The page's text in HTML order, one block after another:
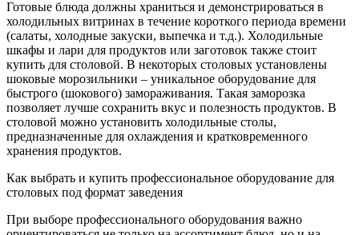
Готовые блюда должны храниться и демонстрироваться в
холодильных витринах в течение короткого периода времени
(салаты, холодные закуски, выпечка и т.д.). Холодильные
шкафы и лари для продуктов или заготовок также стоит
купить для столовой. В некоторых столовых установлены
шоковые морозильники – уникальное оборудование для
быстрого (шокового) замораживания. Такая заморозка
позволяет лучше сохранить вкус и полезность продуктов. В
столовой можно установить холодильные столы,
предназначенные для охлаждения и кратковременного
хранения продуктов.
Как выбрать и купить профессиональное оборудование для
столовых под формат заведения
При выборе профессионального оборудования важно